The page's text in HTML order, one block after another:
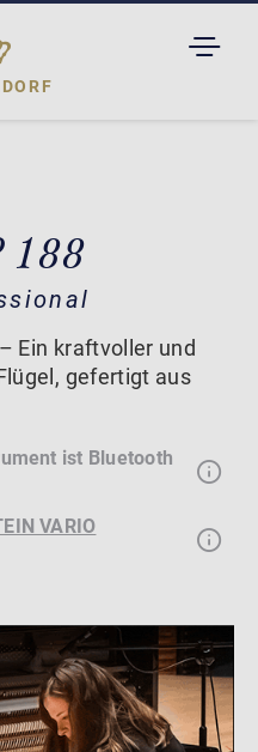
188
Ein kraftvoller und
gefertigt aus
ist Bluetooth
VARIO